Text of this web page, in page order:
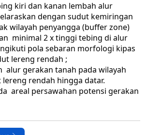
kiri dan kanan lembah alur
dengan sudut kemiringan
wilayah penyangga (buffer zone)
minimal 2 x tinggi tebing di alur
pola sebaran morfologi kipas
lereng rendah ;
alur gerakan tanah pada wilayah
rendah hingga datar.
areal persawahan potensi gerakan